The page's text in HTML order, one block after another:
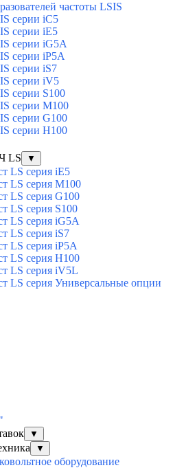
частоты LSIS
серии iC5
серии iE5
серии iG5A
серии iP5A
серии iS7
серии iV5
серии S100
серии M100
серии G100
серии H100
LS ▼
LS серия iE5
LS серия M100
LS серия G100
LS серия S100
LS серия iG5A
LS серия iS7
LS серия iP5A
LS серия H100
LS серия iV5L
LS серия Универсальные опции
▼
▼
оборудование